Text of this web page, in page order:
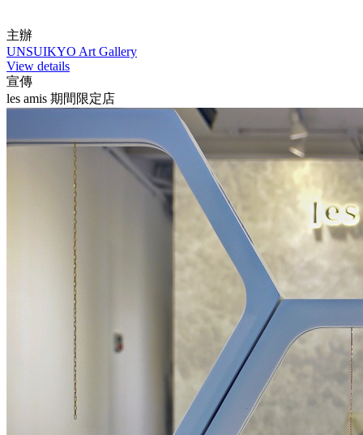
主辦
UNSUIKYO Art Gallery
View details
宣傳
les amis 期間限定店